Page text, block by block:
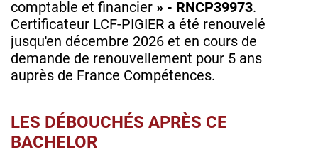
comptable et financier » - RNCP39973.
Certificateur LCF-PIGIER a été renouvelé
jusqu'en décembre 2026 et en cours de
demande de renouvellement pour 5 ans
auprès de France Compétences.
LES DÉBOUCHÉS APRÈS CE
BACHELOR